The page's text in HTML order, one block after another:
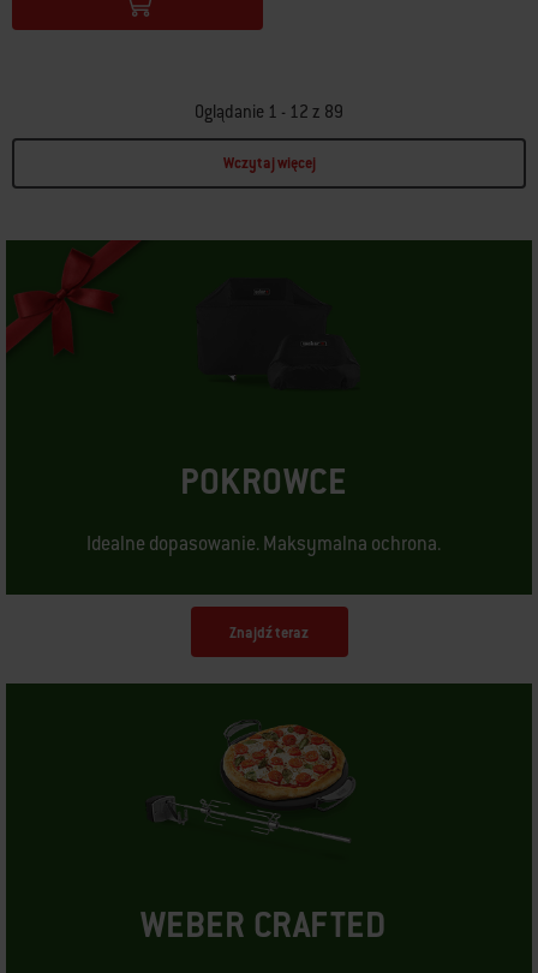
Oglądanie 1 - 12 z 89
Wczytaj więcej
POKROWCE
Idealne dopasowanie. Maksymalna ochrona.
Znajdź teraz
WEBER CRAFTED